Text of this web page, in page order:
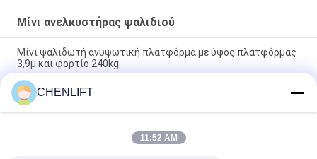
Μίνι ανελκυστήρας ψαλιδιού
Μίνι ψαλιδωτή ανυψωτική πλατφόρμα με ύψος πλατφόρμας
3,9μ και φορτίο 240kg
Μίνι μοντέλο ψαλιδωτού ανυψωτικού μηχανήματος MX300S
3m 240kg με αυτοκινούμενο μηχανισμό και υδραυλικά
περιστρεφόμενους τροχούς
MK390 3.9m 240kg Ιδιαίτερη ικανότητα φορτίου Πλατφόρμα
CHENLIFT
11:52 AM